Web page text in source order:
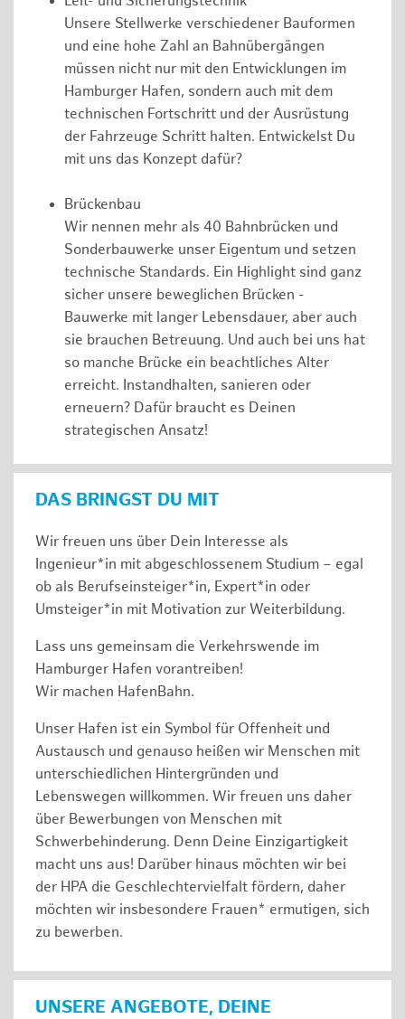
Unsere Stellwerke verschiedener Bauformen
und eine hohe Zahl an Bahnübergängen
müssen nicht nur mit den Entwicklungen im
Hamburger Hafen, sondern auch mit dem
technischen Fortschritt und der Ausrüstung
der Fahrzeuge Schritt halten. Entwickelst Du
mit uns das Konzept dafür?
Brückenbau
Wir nennen mehr als 40 Bahnbrücken und
Sonderbauwerke unser Eigentum und setzen
technische Standards. Ein Highlight sind ganz
sicher unsere beweglichen Brücken -
Bauwerke mit langer Lebensdauer, aber auch
sie brauchen Betreuung. Und auch bei uns hat
so manche Brücke ein beachtliches Alter
erreicht. Instandhalten, sanieren oder
erneuern? Dafür braucht es Deinen
strategischen Ansatz!
DAS BRINGST DU MIT
Wir freuen uns über Dein Interesse als
Ingenieur*in mit abgeschlossenem Studium – egal
ob als Berufseinsteiger*in, Expert*in oder
Umsteiger*in mit Motivation zur Weiterbildung.
Lass uns gemeinsam die Verkehrswende im
Hamburger Hafen vorantreiben!
Wir machen HafenBahn.
Unser Hafen ist ein Symbol für Offenheit und
Austausch und genauso heißen wir Menschen mit
unterschiedlichen Hintergründen und
Lebenswegen willkommen. Wir freuen uns daher
über Bewerbungen von Menschen mit
Schwerbehinderung. Denn Deine Einzigartigkeit
macht uns aus! Darüber hinaus möchten wir bei
der HPA die Geschlechtervielfalt fördern, daher
möchten wir insbesondere Frauen* ermutigen, sich
zu bewerben.
UNSERE ANGEBOTE, DEINE